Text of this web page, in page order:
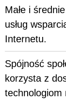
Małe i
usług
Internetu.
Spójność
korzysta z
technologiom